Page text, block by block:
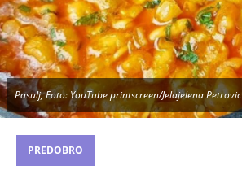
Pasulj, Foto: YouTube printscreen/Jelajelena Petrovic
PREDOBRO